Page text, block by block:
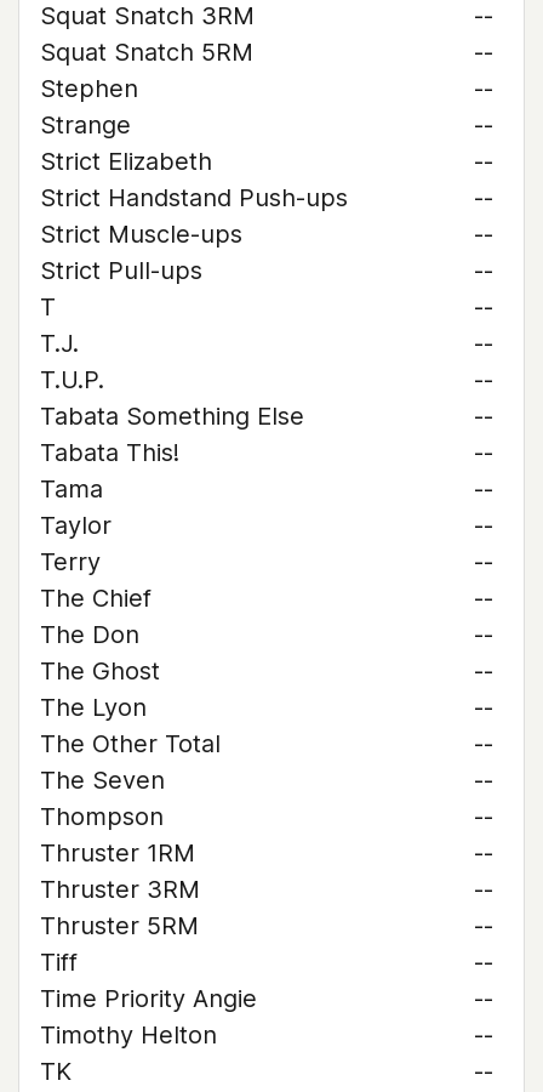
Squat Snatch 3RM
--
Squat Snatch 5RM
--
Stephen
--
Strange
--
Strict Elizabeth
--
Strict Handstand Push-ups
--
Strict Muscle-ups
--
Strict Pull-ups
--
T
--
T.J.
--
T.U.P.
--
Tabata Something Else
--
Tabata This!
--
Tama
--
Taylor
--
Terry
--
The Chief
--
The Don
--
The Ghost
--
The Lyon
--
The Other Total
--
The Seven
--
Thompson
--
Thruster 1RM
--
Thruster 3RM
--
Thruster 5RM
--
Tiff
--
Time Priority Angie
--
Timothy Helton
--
TK
--